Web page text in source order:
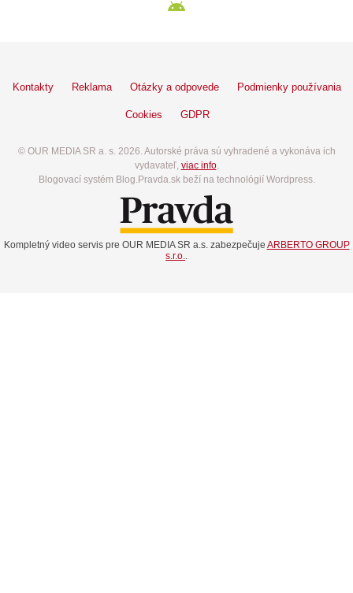
Kontakty Reklama Otázky a odpovede Podmienky používania
Cookies GDPR
© OUR MEDIA SR a. s. 2026. Autorské práva sú vyhradené a vykonáva ich
vydavateľ, viac info.
Blogovací systém Blog.Pravda.sk beží na technológií Wordpress.
Kompletný video servis pre OUR MEDIA SR a.s. zabezpečuje ARBERTO GROUP
s.r.o..